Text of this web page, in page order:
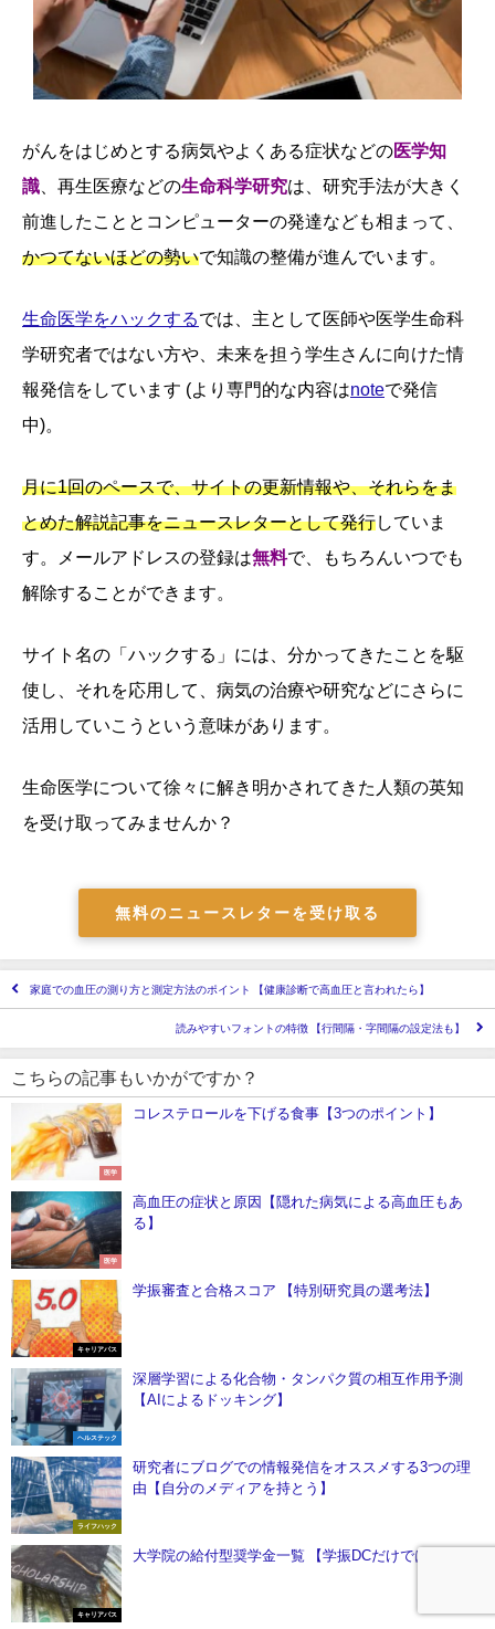
がんをはじめとする病気やよくある症状などの医学知
識 、再生医療などの生命科学研究は、研究手法が大きく
前進したこととコンピューターの発達なども相まって、
かつてないほどの勢いで知識の整備が進んでいます。
生命医学をハックするでは、主として医師や医学生命科
学研究者ではない方や、未来を担う学生さんに向けた情
報発信をしています (より専門的な内容はnoteで発信
中)。
月に1回のペースで、サイトの更新情報や、それらをま
とめた解説記事をニュースレターとして発行していま
す。メールアドレスの登録は無料で、もちろんいつでも
解除することができます。
サイト名の「ハックする」には、分かってきたことを駆
使し、それを応用して、病気の治療や研究などにさらに
活用していこうという意味があります。
生命医学について徐々に解き明かされてきた人類の英知
を受け取ってみませんか？
無料のニュースレターを受け取る
家庭での血圧の測り方と測定方法のポイント 【健康診断で高血圧と言われたら】
読みやすいフォントの特徴 【行間隔・字間隔の設定法も】
こちらの記事もいかがですか？
医学
コレステロールを下げる食事【3つのポイント】
医学
高血圧の症状と原因【隠れた病気による高血圧もあ
る】
キャリアパス
学振審査と合格スコア 【特別研究員の選考法】
ヘルステック
深層学習による化合物・タンパク質の相互作用予測
【AIによるドッキング】
ライフハック
研究者にブログでの情報発信をオススメする3つの理
由【自分のメディアを持とう】
キャリアパス
大学院の給付型奨学金一覧 【学振DCだけではない】